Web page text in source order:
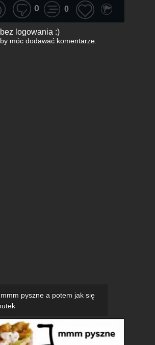
0 0
logowania :)
móc dodawać komentarze.
pyszne a potem jak się